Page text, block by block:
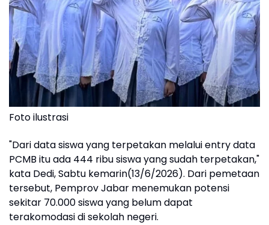
Foto ilustrasi
"Dari data siswa yang terpetakan melalui entry data
PCMB itu ada 444 ribu siswa yang sudah terpetakan,"
kata Dedi, Sabtu kemarin(13/6/2026). Dari pemetaan
tersebut, Pemprov Jabar menemukan potensi
sekitar 70.000 siswa yang belum dapat
terakomodasi di sekolah negeri.